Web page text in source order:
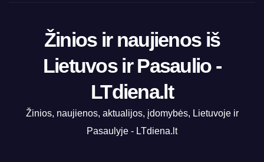
Žinios ir naujienos iš
Lietuvos ir Pasaulio -
LTdiena.lt
Žinios, naujienos, aktualijos, įdomybės, Lietuvoje ir
Pasaulyje - LTdiena.lt